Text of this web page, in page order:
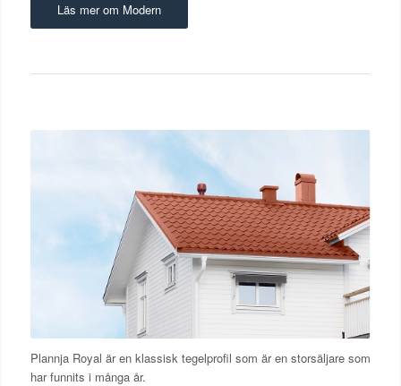
Läs mer om Modern
Plannja Royal är en klassisk tegelprofil som är en storsäljare som
har funnits i många år.